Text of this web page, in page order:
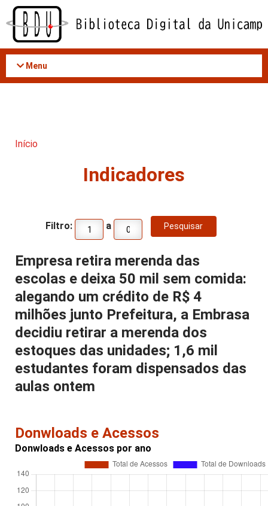
Acessar
conteúdo
Menu
Início
Indicadores
Filtro: a
Empresa retira merenda das
escolas e deixa 50 mil sem comida:
alegando um crédito de R$ 4
milhões junto Prefeitura, a Embrasa
decidiu retirar a merenda dos
estoques das unidades; 1,6 mil
estudantes foram dispensados das
aulas ontem
Donwloads e Acessos
Donwloads e Acessos por ano